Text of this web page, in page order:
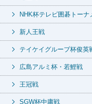
NHK杯テレビ囲碁トーナ
新人王戦
テイケイグループ杯俊英
広島アルミ杯・若鯉戦
王冠戦
SGW杯中庸戦